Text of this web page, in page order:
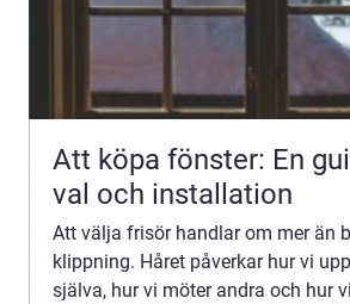
Att köpa fönster: En
val och installation
Att välja frisör handlar om mer än
klippning. Håret påverkar hur vi
själva, hur vi möter andra och hur